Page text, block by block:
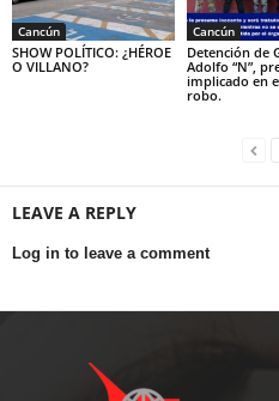
Cancún
SHOW POLÍTICO: ¿HÉROE
O VILLANO?
Cancún
Detención de
Adolfo “N”,
implicado en
robo.
LEAVE A REPLY
Log in to leave a comment